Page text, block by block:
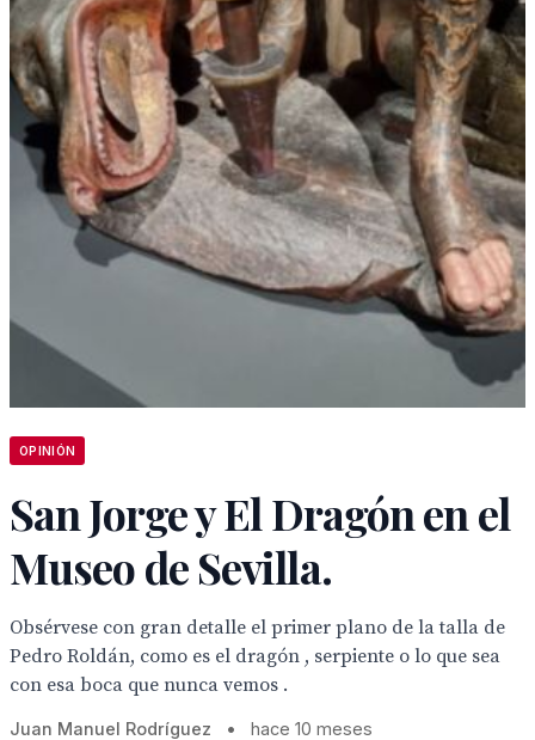
OPINIÓN
San Jorge y El Dragón en el
Museo de Sevilla.
Obsérvese con gran detalle el primer plano de la talla de
Pedro Roldán, como es el dragón , serpiente o lo que sea
con esa boca que nunca vemos .
Juan Manuel Rodríguez • hace 10 meses